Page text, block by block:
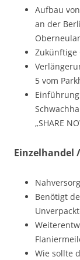
Aufbau
an der
Zukünftige
5 vom
„SHARE
Einzelhandel
Benötigt
Wie sollte